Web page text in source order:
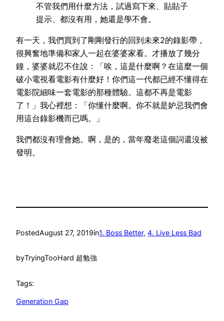
不管我們用什麼方法，試過寫下來、貼貼子
提示、都沒有用，她還是學不會。
有一天，我們買到了剛剛發行的回到未來2的錄影帶，
很興奮地準備和家人一起在婆婆家看。才播放了幾分
鐘，婆婆就忍不住說：「唉，這是什麼啊？在這麼一個
破小電視看電影有什麼好！你們這一代都已經不懂得在
電影院細味一套電影的那種體驗。這都不再是電影
了！」我心裡想：「你懂什麼啊。你不就是妒忌我們會
用這台錄影機而已嗎。」
我們都沒有理會她。啊，是的，當年廢老這個詞還沒被
發明。
PostedAugust 27, 2019in1. Boss Better, 4. Live Less Bad
byTryingTooHard 超勉強
Tags:
Generation Gap